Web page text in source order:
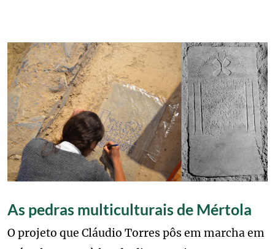
Image
As pedras multiculturais de Mértola
O projeto que Cláudio Torres pôs em marcha em